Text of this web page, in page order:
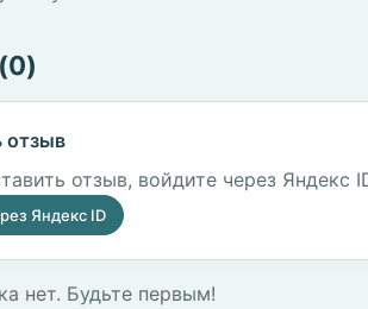
отзыв
отзыв, войдите через Яндекс
Яндекс ID
нет. Будьте первым!